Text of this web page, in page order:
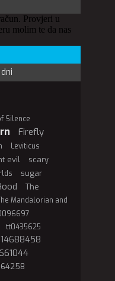
Provjeri u
molim te da nas
Silence
Firefly
Leviticus
evil
scary
sugar
The
Mandalorian and
tt0435625